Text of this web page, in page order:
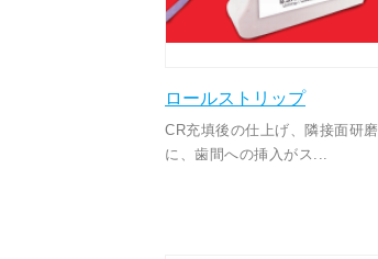
ロールストリップ
CR充填後の仕上げ、隣接面研磨
に、歯間への挿入がス...